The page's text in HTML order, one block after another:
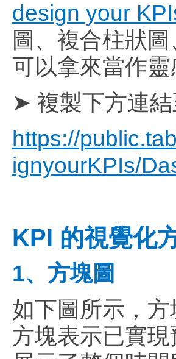
design your
圖、複合柱狀
可以拿來當作靈
➤ 複製下方連
https://
ignyourKPIs/
KPI 的視覺化
1、方塊圖
如下圖所示，
方塊表示已實